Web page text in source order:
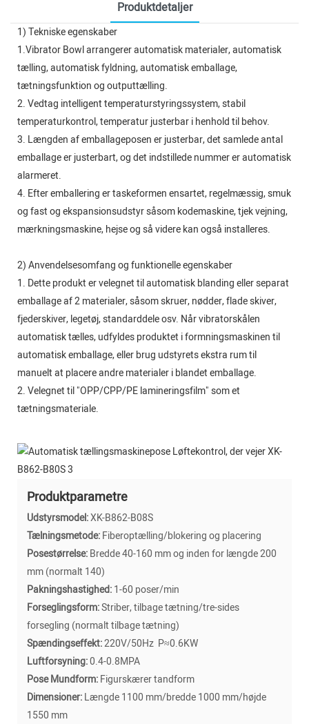
Produktdetaljer
1) Tekniske egenskaber
1.Vibrator Bowl arrangerer automatisk materialer, automatisk
tælling, automatisk fyldning, automatisk emballage,
tætningsfunktion og outputtælling.
2. Vedtag intelligent temperaturstyringssystem, stabil
temperaturkontrol, temperatur justerbar i henhold til behov.
3. Længden af ​​emballageposen er justerbar, det samlede antal
emballage er justerbart, og det indstillede nummer er automatisk
alarmeret.
4. Efter emballering er taskeformen ensartet, regelmæssig, smuk
og fast og ekspansionsudstyr såsom kodemaskine, tjek vejning,
mærkningsmaskine, hejse og så videre kan også installeres.
2) Anvendelsesomfang og funktionelle egenskaber
1. Dette produkt er velegnet til automatisk blanding eller separat
emballage af 2 materialer, såsom skruer, nødder, flade skiver,
fjederskiver, legetøj, standarddele osv. Når vibratorskålen
automatisk tælles, udfyldes produktet i formningsmaskinen til
automatisk emballage, eller brug udstyrets ekstra rum til
manuelt at placere andre materialer i blandet emballage.
2. Velegnet til "OPP/CPP/PE lamineringsfilm" som et
tætningsmateriale.
Produktparametre
Udstyrsmodel:XK-B862-B08S
Tælningsmetode:Fiberoptælling/blokering og placering
Posestørrelse:Bredde 40-160 mm og inden for længde 200
mm (normalt 140)
Pakningshastighed:1-60 poser/min
Forseglingsform:Striber, tilbage tætning/tre-sides
forsegling (normalt tilbage tætning)
Spændingseffekt:220V/50Hz P≈0.6KW
Luftforsyning:0.4-0.8MPA
Pose Mundform:Figurskærer tandform
Dimensioner:Længde 1100 mm/bredde 1000 mm/højde
1550 mm